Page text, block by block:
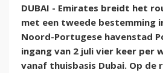
DUBAI - Emirates breidt het
met een tweede bestemming
Noord-Portugese havenstad
ingang van 2 juli vier keer per
vanaf thuisbasis Dubai. Op de